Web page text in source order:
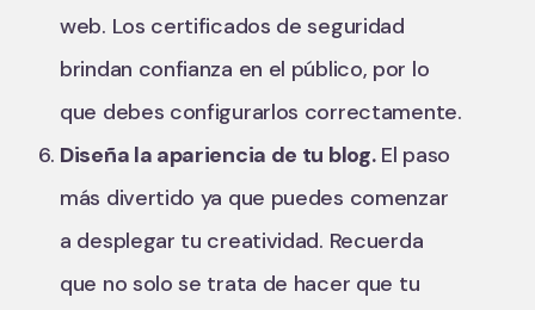
web. Los certificados de seguridad
brindan confianza en el público, por lo
que debes configurarlos correctamente.
Diseña la apariencia de tu blog.El paso
más divertido ya que puedes comenzar
a desplegar tu creatividad. Recuerda
que no solo se trata de hacer que tu